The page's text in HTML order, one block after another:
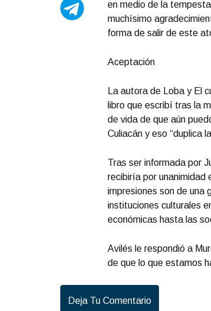
en medio de la
muchísimo
forma de salir de este
Aceptación
La autora de Loba y El
libro que escribí tras la
de vida de que aún
Culiacán y eso “duplica
Tras ser informada por
recibiría por unanimidad
impresiones son de una
instituciones culturales
económicas hasta las
Avilés le respondió a
de que lo que estamos
Deja Tu Comentario